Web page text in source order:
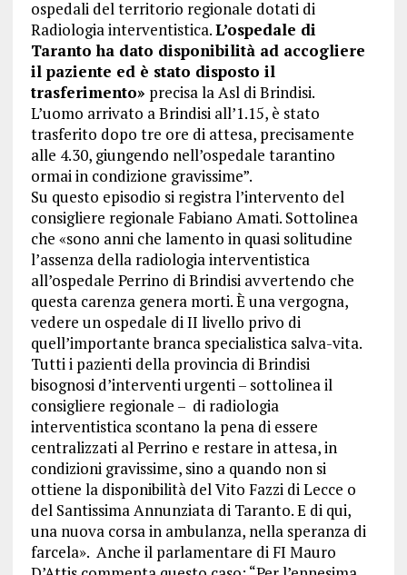
ospedali del territorio regionale dotati di
Radiologia interventistica.L’ospedale di
Taranto ha dato disponibilità ad accogliere
il paziente ed è stato disposto il
trasferimento» precisa la Asl di Brindisi.
L’uomo arrivato a Brindisi all’1.15, è stato
trasferito dopo tre ore di attesa, precisamente
alle 4.30, giungendo nell’ospedale tarantino
ormai in condizione gravissime”.
Su questo episodio si registra l’intervento del
consigliere regionale Fabiano Amati. Sottolinea
che «sono anni che lamento in quasi solitudine
l’assenza della radiologia interventistica
all’ospedale Perrino di Brindisi avvertendo che
questa carenza genera morti. È una vergogna,
vedere un ospedale di II livello privo di
quell’importante branca specialistica salva-vita.
Tutti i pazienti della provincia di Brindisi
bisognosi d’interventi urgenti – sottolinea il
consigliere regionale – di radiologia
interventistica scontano la pena di essere
centralizzati al Perrino e restare in attesa, in
condizioni gravissime, sino a quando non si
ottiene la disponibilità del Vito Fazzi di Lecce o
del Santissima Annunziata di Taranto. E di qui,
una nuova corsa in ambulanza, nella speranza di
farcela». Anche il parlamentare di FI Mauro